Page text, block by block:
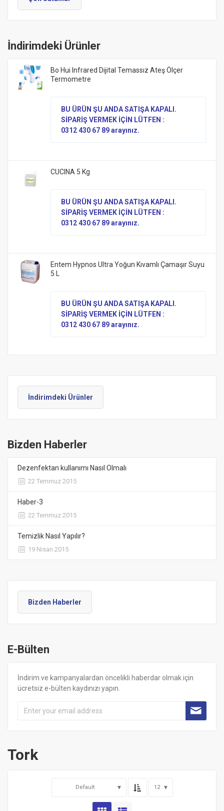
İndirimdeki Ürünler
Bo Hui Infrared Dijital Temassız Ateş Ölçer
Termometre
BU ÜRÜN ŞU ANDA SATIŞA KAPALI.
SİPARİŞ VERMEK İÇİN LÜTFEN :
0312 430 67 89 arayınız.
CUCINA 5 Kg
BU ÜRÜN ŞU ANDA SATIŞA KAPALI.
SİPARİŞ VERMEK İÇİN LÜTFEN :
0312 430 67 89 arayınız.
Entem Hypnos Ultra Yoğun Kıvamlı Çamaşır Suyu
5 L
BU ÜRÜN ŞU ANDA SATIŞA KAPALI.
SİPARİŞ VERMEK İÇİN LÜTFEN :
0312 430 67 89 arayınız.
İndirimdeki Ürünler
Bizden Haberler
Dezenfektan kullanımı Nasıl Olmalı
22 Temmuz 2015
Haber-3
22 Temmuz 2015
Temizlik Nasıl Yapılır?
19 Nisan 2015
Bizden Haberler
E-Bülten
İndirim ve kampanyalardan öncelikli haberdar olmak için
ücretsiz e-bülten kaydınızı yapın.
Tork
Default 12